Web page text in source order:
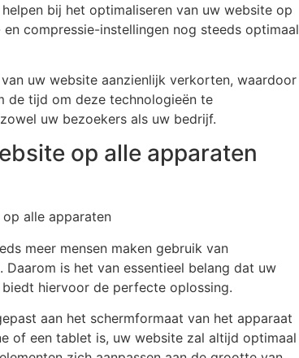
bij het optimaliseren van uw website op
compressie-instellingen nog steeds optimaal
uw website aanzienlijk verkorten, waardoor
de tijd om deze technologieën te
uw bezoekers als uw bedrijf.
op alle apparaten
alle apparaten
meer mensen maken gebruik van
is het van essentieel belang dat uw
hiervoor de perfecte oplossing.
aan het schermformaat van het apparaat
of een tablet is, uw website zal altijd optimaal